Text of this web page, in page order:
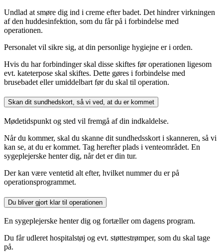
Undlad at smøre dig ind i creme efter badet. Det hindrer virkningen
af den huddesinfektion, som du får på i forbindelse med
operationen.
Personalet vil sikre sig, at din personlige hygiejne er i orden.
Hvis du har forbindinger skal disse skiftes før operationen ligesom
evt. kateterpose skal skiftes. Dette gøres i forbindelse med
brusebadet eller umiddelbart før du skal til operation.
Skan dit sundhedskort, så vi ved, at du er kommet
Mødetidspunkt og sted vil fremgå af din indkaldelse.
Når du kommer, skal du skanne dit sundhedsskort i skanneren, så vi
kan se, at du er kommet. Tag herefter plads i venteområdet. En
sygeplejerske henter dig, når det er din tur.
Der kan være ventetid alt efter, hvilket nummer du er på
operationsprogrammet.
Du bliver gjort klar til operationen
En sygeplejerske henter dig og fortæller om dagens program.
Du får udleret hospitalstøj og evt. støttestrømper, som du skal tage
på.